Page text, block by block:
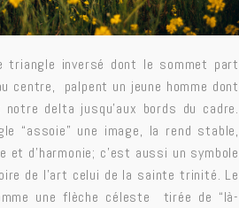
inversé dont le sommet part
centre, palpent un jeune homme dont
delta jusqu’aux bords du cadre.
“assoie” une image, la rend stable,
et d’harmonie; c’est aussi un symbole
de l’art celui de la sainte trinité. Le
une flèche céleste tirée de “là-